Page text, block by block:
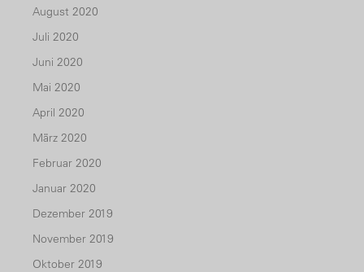
August 2020
Juli 2020
Juni 2020
Mai 2020
April 2020
März 2020
Februar 2020
Januar 2020
Dezember 2019
November 2019
Oktober 2019